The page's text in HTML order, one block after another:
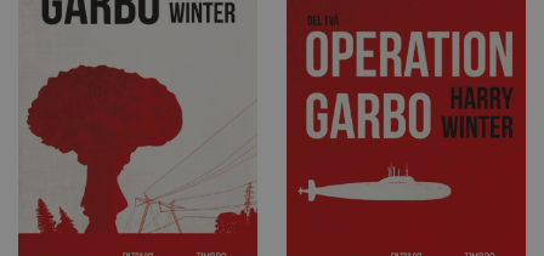
woocommerce_cart_hash
Inc.
timbro.se
_hjFirstSeen
Hotjar Ltd